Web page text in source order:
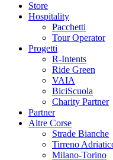
Store
Hospitality
Pacchetti
Tour Operator
Progetti
R-Intents
Ride Green
VAIA
BiciScuola
Charity Partner
Partner
Altre Corse
Strade Bianche
Tirreno
Milano-Torino